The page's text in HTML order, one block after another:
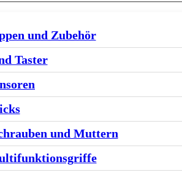
und Zubehör
Taster
und Muttern